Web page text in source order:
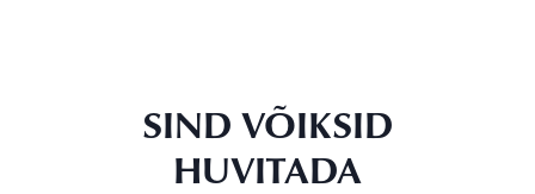
SIND VÕIKSID
HUVITADA